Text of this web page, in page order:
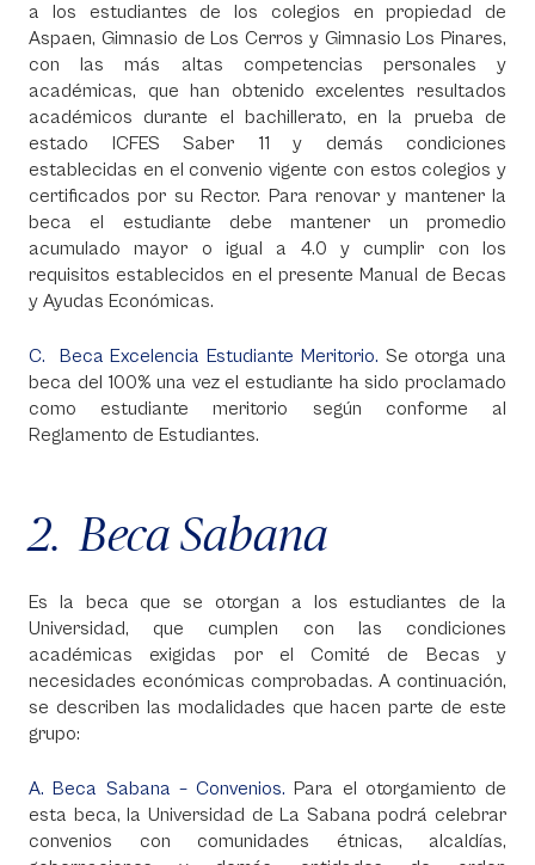
a los estudiantes de los colegios en propiedad de
Aspaen, Gimnasio de Los Cerros y Gimnasio Los Pinares,
con las más altas competencias personales y
académicas, que han obtenido excelentes resultados
académicos durante el bachillerato, en la prueba de
estado ICFES Saber 11 y demás condiciones
establecidas en el convenio vigente con estos colegios y
certificados por su Rector. Para renovar y mantener la
beca el estudiante debe mantener un promedio
acumulado mayor o igual a 4.0 y cumplir con los
requisitos establecidos en el presente Manual de Becas
y Ayudas Económicas.
C. Beca Excelencia Estudiante Meritorio. Se otorga una
beca del 100% una vez el estudiante ha sido proclamado
como estudiante meritorio según conforme al
Reglamento de Estudiantes.
2. Beca Sabana
Es la beca que se otorgan a los estudiantes de la
Universidad, que cumplen con las condiciones
académicas exigidas por el Comité de Becas y
necesidades económicas comprobadas. A continuación,
se describen las modalidades que hacen parte de este
grupo:
A. Beca Sabana – Convenios. Para el otorgamiento de
esta beca, la Universidad de La Sabana podrá celebrar
convenios con comunidades étnicas, alcaldías,